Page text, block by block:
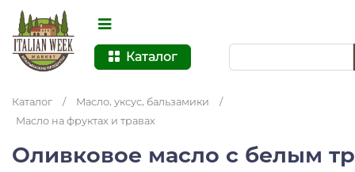
Каталог
Каталог / Масло, уксус, бальзамики
/
Масло на фруктах и травах
Оливковое масло с белым